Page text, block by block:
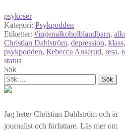
psykoser
Kategori: Psykpodden
Etiketter: #ingenalkoholblandbarn,
Christian Dahlström, depression, klass,
psykpodden, Rebecca Anserud, resa,
status
Sök
Sök
efter:
Jag heter Christian Dahlström och är
journalist och författare. Läs mer om